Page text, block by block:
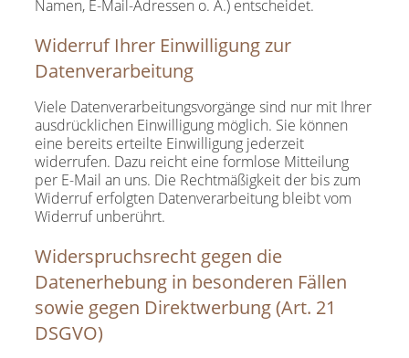
Namen, E-Mail-Adressen o. Ä.) entscheidet.
Widerruf Ihrer Einwilligung zur
Datenverarbeitung
Viele Datenverarbeitungsvorgänge sind nur mit Ihrer
ausdrücklichen Einwilligung möglich. Sie können
eine bereits erteilte Einwilligung jederzeit
widerrufen. Dazu reicht eine formlose Mitteilung
per E-Mail an uns. Die Rechtmäßigkeit der bis zum
Widerruf erfolgten Datenverarbeitung bleibt vom
Widerruf unberührt.
Widerspruchsrecht gegen die
Datenerhebung in besonderen Fällen
sowie gegen Direktwerbung (Art. 21
DSGVO)